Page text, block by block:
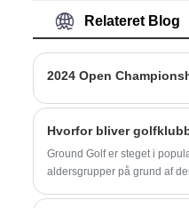
kunder
at tilbyde
kvalitet og
Golf Iron er
ydeevne,
Relateret Blog
Ground Golf er steget i
aldersgrupper på grund af